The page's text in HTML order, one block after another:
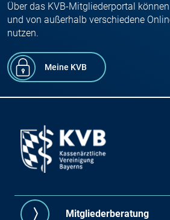
Über das KVB-Mitgliederportal
und von außerhalb verschiedene
nutzen.
Meine KVB
Mitgliederberatung